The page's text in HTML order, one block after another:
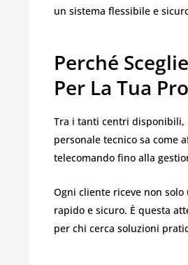
un sistema flessibile e
Perché
Per La Tua
Tra i tanti centri disponibili,
personale tecnico sa come
telecomando fino alla
Ogni cliente riceve non
rapido e sicuro. È questa
per chi cerca soluzioni